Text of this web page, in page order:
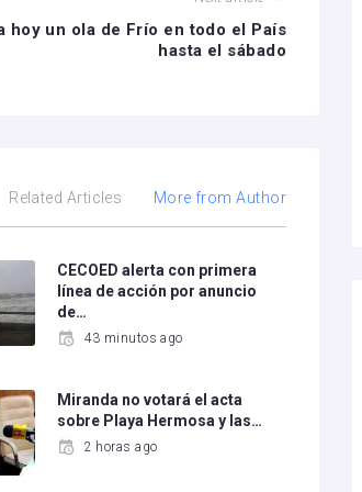
hoy un ola de Frío en todo el País
hasta el sábado
Related Articles More from Author
CECOED alerta con primera
línea de acción por anuncio
de…
43 minutos ago
Miranda no votará el acta
sobre Playa Hermosa y las…
2 horas ago